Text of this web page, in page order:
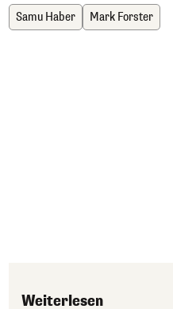
Samu Haber Mark Forster
Weiterlesen